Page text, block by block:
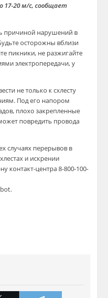
17-20 м/с, сообщает
причиной нарушений в
осторожны вблизи
пикники, не разжигайте
электропередачи, у
не только к схлесту
Под его напором
плохо закрепленные
повредить провода
случаях перерывов в
и искрении
контакт-центра8-800-100-